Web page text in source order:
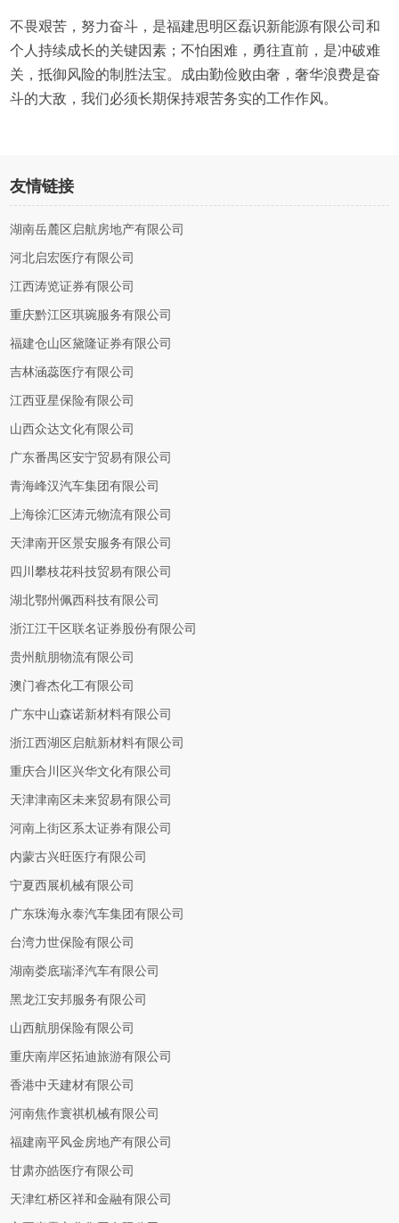
不畏艰苦，努力奋斗，是福建思明区磊识新能源有限公司和
个人持续成长的关键因素；不怕困难，勇往直前，是冲破难
关，抵御风险的制胜法宝。成由勤俭败由奢，奢华浪费是奋
斗的大敌，我们必须长期保持艰苦务实的工作作风。
友情链接
湖南岳麓区启航房地产有限公司
河北启宏医疗有限公司
江西涛览证券有限公司
重庆黔江区琪琬服务有限公司
福建仓山区黛隆证券有限公司
吉林涵蕊医疗有限公司
江西亚星保险有限公司
山西众达文化有限公司
广东番禺区安宁贸易有限公司
青海峰汉汽车集团有限公司
上海徐汇区涛元物流有限公司
天津南开区景安服务有限公司
四川攀枝花科技贸易有限公司
湖北鄂州佩西科技有限公司
浙江江干区联名证券股份有限公司
贵州航朋物流有限公司
澳门睿杰化工有限公司
广东中山森诺新材料有限公司
浙江西湖区启航新材料有限公司
重庆合川区兴华文化有限公司
天津津南区未来贸易有限公司
河南上街区系太证券有限公司
内蒙古兴旺医疗有限公司
宁夏西展机械有限公司
广东珠海永泰汽车集团有限公司
台湾力世保险有限公司
湖南娄底瑞泽汽车有限公司
黑龙江安邦服务有限公司
山西航朋保险有限公司
重庆南岸区拓迪旅游有限公司
香港中天建材有限公司
河南焦作寰祺机械有限公司
福建南平风金房地产有限公司
甘肃亦皓医疗有限公司
天津红桥区祥和金融有限公司